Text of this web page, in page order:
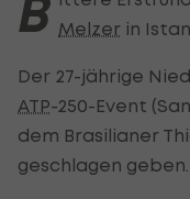
Melzer in
Der 27-jährige
ATP-250-Event
dem Brasilianer
geschlagen geben.